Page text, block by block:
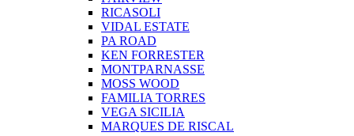
RICASOLI
VIDAL ESTATE
PA ROAD
KEN FORRESTER
MONTPARNASSE
MOSS WOOD
FAMILIA TORRES
VEGA SICILIA
MARQUES DE RISCAL